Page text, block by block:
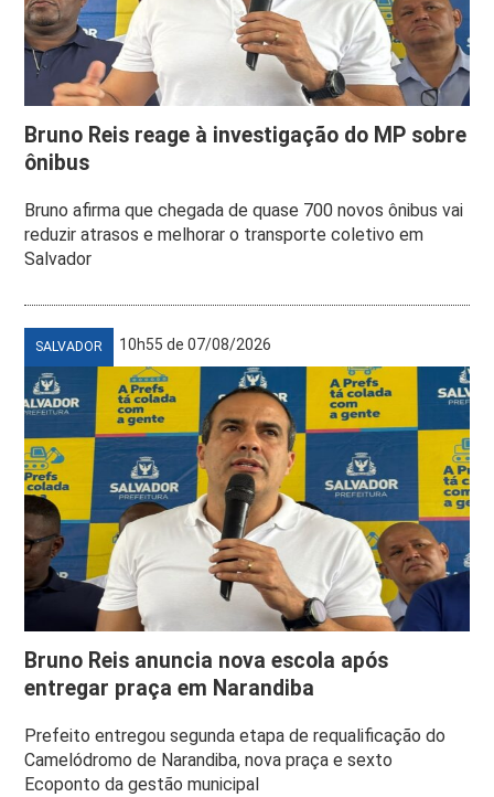
Bruno Reis reage à investigação do MP sobre
ônibus
Bruno afirma que chegada de quase 700 novos ônibus vai
reduzir atrasos e melhorar o transporte coletivo em
Salvador
SALVADOR 10h55 de 07/08/2026
Bruno Reis anuncia nova escola após
entregar praça em Narandiba
Prefeito entregou segunda etapa de requalificação do
Camelódromo de Narandiba, nova praça e sexto
Ecoponto da gestão municipal